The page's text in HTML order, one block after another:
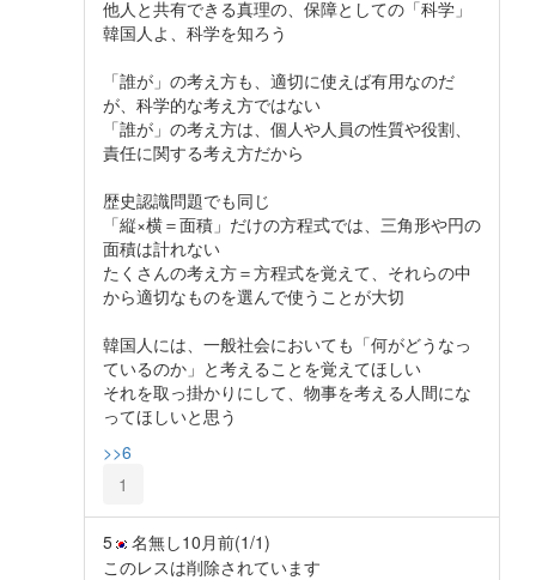
他人と共有できる真理の、保障としての「科学」
韓国人よ、科学を知ろう
「誰が」の考え方も、適切に使えば有用なのだ
が、科学的な考え方ではない
「誰が」の考え方は、個人や人員の性質や役割、
責任に関する考え方だから
歴史認識問題でも同じ
「縦×横＝面積」だけの方程式では、三角形や円の
面積は計れない
たくさんの考え方＝方程式を覚えて、それらの中
から適切なものを選んで使うことが大切
韓国人には、一般社会においても「何がどうなっ
ているのか」と考えることを覚えてほしい
それを取っ掛かりにして、物事を考える人間にな
ってほしいと思う
>>6
1
5 名無し10月前(1/1)
このレスは削除されています